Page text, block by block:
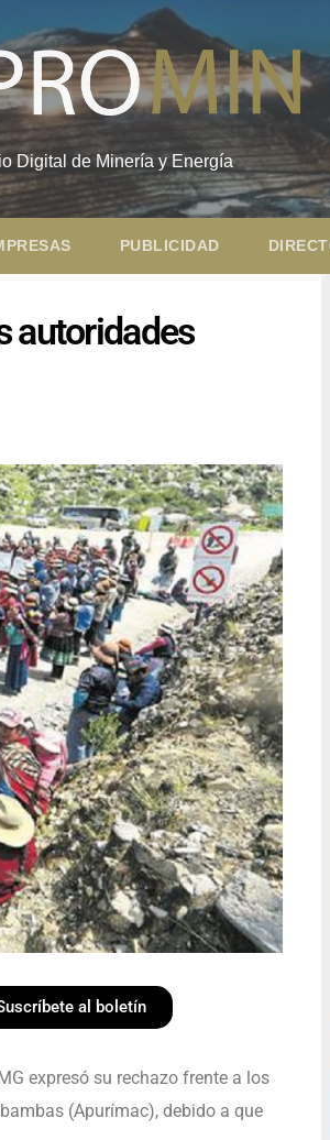
Digital de Minería y Energía
PUBLICIDAD
autoridades
al boletín
expresó su rechazo frente a los
(Apurímac), debido a que